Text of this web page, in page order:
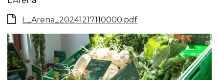
L_Arena_20241217110000.pdf